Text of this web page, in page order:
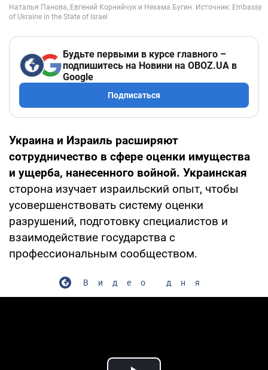
Будьте первыми в курсе главного –
подпишитесь на Новини на OBOZ.UA в
Google
Подписаться
Украина и Израиль расширяют
сотрудничество в сфере оценки имущества
и ущерба, нанесенного войной. Украинская
сторона изучает израильский опыт, чтобы
усовершенствовать систему оценки
разрушений, подготовку специалистов и
взаимодействие государства с
профессиональным сообществом.
Видео дня